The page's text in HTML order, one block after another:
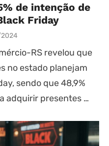
de intenção de
Friday
RS revelou que
no estado planejam
sendo que 48,9%
adquirir presentes …